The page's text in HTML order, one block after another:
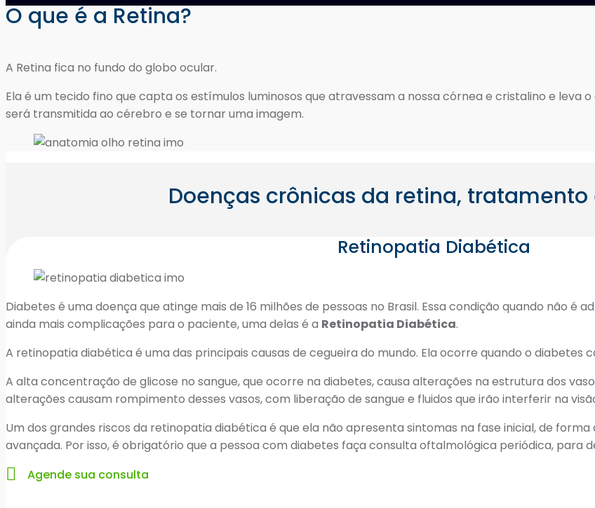
O que é a Retina?
A Retina fica no fundo do globo ocular.
Ela é um tecido fino que capta os estímulos luminosos que atravessam a nossa córnea e cristalino e leva
será transmitida ao cérebro e se tornar uma imagem.
Doenças crônicas da retina,
Retinopatia Diabética
Diabetes é uma doença que atinge mais de 16 milhões de pessoas no Brasil. Essa condição quando não é
ainda mais complicações para o paciente, uma delas é a Retinopatia Diabética.
A retinopatia diabética é uma das principais causas de cegueira do mundo. Ela ocorre quando o diabetes
A alta concentração de glicose no sangue, que ocorre na diabetes, causa alterações na estrutura dos
alterações causam rompimento desses vasos, com liberação de sangue e fluidos que irão interferir na
Um dos grandes riscos da retinopatia diabética é que ela não apresenta sintomas na fase inicial, de
avançada. Por isso, é obrigatório que a pessoa com diabetes faça consulta oftalmológica periódica, para
Agende sua consulta